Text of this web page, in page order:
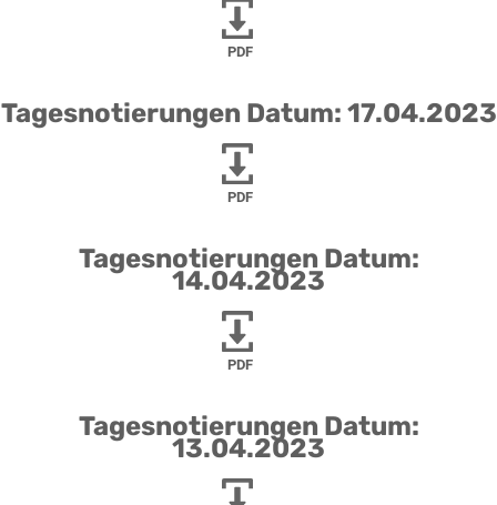
PDF
Tagesnotierungen Datum: 17.04.2023
PDF
Tagesnotierungen Datum:
14.04.2023
PDF
Tagesnotierungen Datum:
13.04.2023